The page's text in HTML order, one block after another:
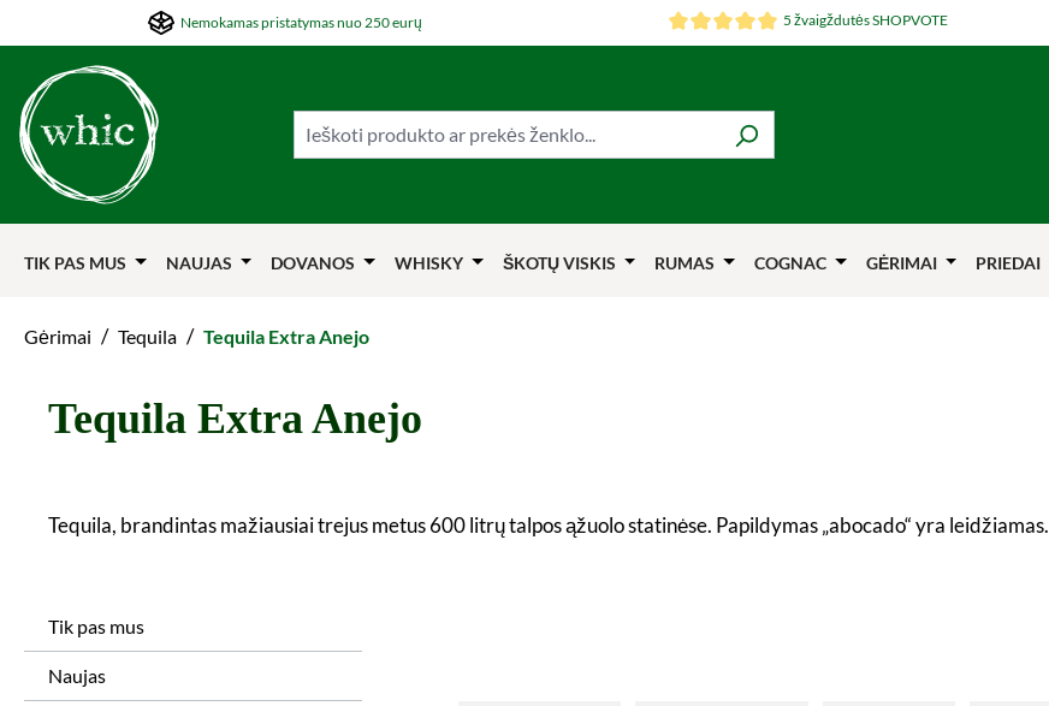
į pagrindinį turinį
Šokti į pagrindinę navigacijąNemokamas pristatymas nuo 250 eurų 5 žvaigždutės SHOPVOTE
TIK PAS MUS NAUJAS DOVANOS WHISKY ŠKOTŲ VISKIS RUMAS COGNAC GĖRIMAI PRIEDAI
Gėrimai / Tequila / Tequila Extra Anejo
Tequila Extra Anejo
Tequila, brandintas mažiausiai trejus metus 600 litrų talpos ąžuolo statinėse. Papildymas „abocado“ yra leidžiamas.
Tik pas mus
Naujas